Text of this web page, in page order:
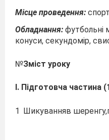
Місце проведення:
Обладнання: футбольні
конуси, секундомір,
№Зміст уроку
І. Підготовча частина
1 Шикуванняв